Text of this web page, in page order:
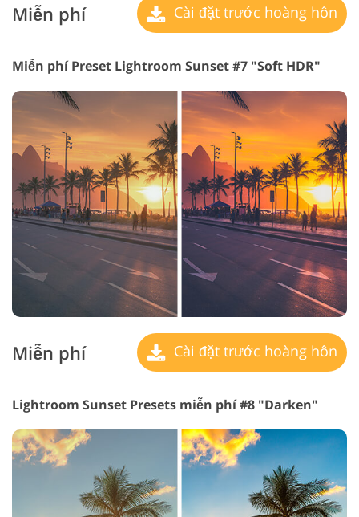
Miễn phí Cài đặt trước hoàng hôn
Miễn phí Preset Lightroom Sunset #7 "Soft HDR"
Miễn phí Cài đặt trước hoàng hôn
Lightroom Sunset Presets miễn phí #8 "Darken"